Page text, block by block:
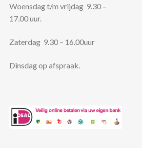
Woensdag t/m vrijdag 9.30 –
17.00 uur.
Zaterdag 9.30 – 16.00uur
Dinsdag op afspraak.